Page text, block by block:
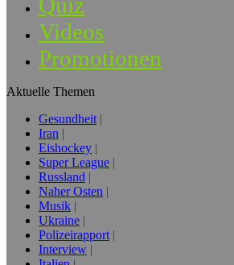
Videos
Promotionen
Aktuelle Themen
Gesundheit
Iran
Eishockey
Super League
Russland
Naher Osten
Musik
Ukraine
Polizeirapport
Interview